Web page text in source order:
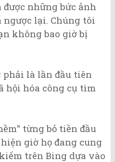
được những bức ảnh
ngược lại. Chúng tôi
không bao giờ bị
là lần đầu tiên
hội hóa công cụ tìm
từng bỏ tiền đầu
giờ họ đang cung
trên Bing dựa vào